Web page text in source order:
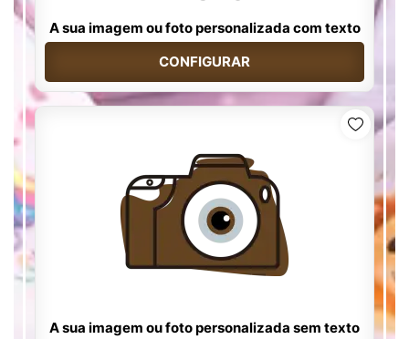
A sua imagem ou foto personalizada com texto
CONFIGURAR
A sua imagem ou foto personalizada sem texto